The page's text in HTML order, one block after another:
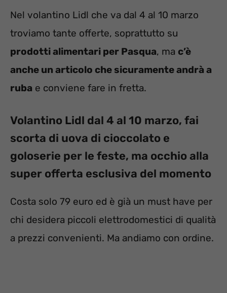
Nel volantino Lidl che va dal 4 al 10 marzo
troviamo tante offerte, soprattutto su
prodotti alimentari per Pasqua, ma c’è
anche un articolo che sicuramente andrà a
ruba e conviene fare in fretta.
Volantino Lidl dal 4 al 10 marzo, fai
scorta di uova di cioccolato e
goloserie per le feste, ma occhio alla
super offerta esclusiva del momento
Costa solo 79 euro ed è già un must have per
chi desidera piccoli elettrodomestici di qualità
a prezzi convenienti. Ma andiamo con ordine.